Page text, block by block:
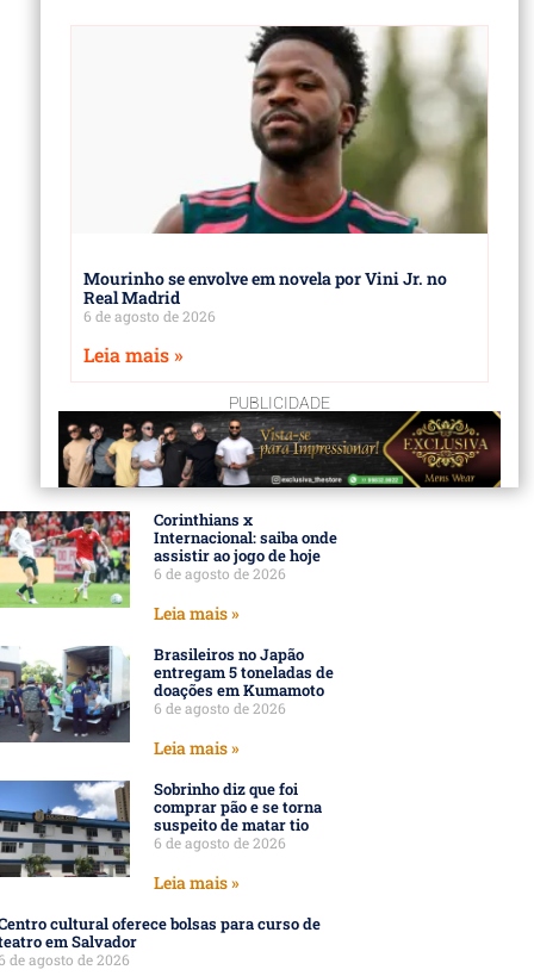
Mourinho se envolve em novela por Vini Jr. no
Real Madrid
6 de agosto de 2026
Leia mais »
PUBLICIDADE
Corinthians x
Internacional: saiba onde
assistir ao jogo de hoje
6 de agosto de 2026
Leia mais »
Brasileiros no Japão
entregam 5 toneladas de
doações em Kumamoto
6 de agosto de 2026
Leia mais »
Sobrinho diz que foi
comprar pão e se torna
suspeito de matar tio
6 de agosto de 2026
Leia mais »
cultural oferece bolsas para curso de
em Salvador
de agosto de 2026